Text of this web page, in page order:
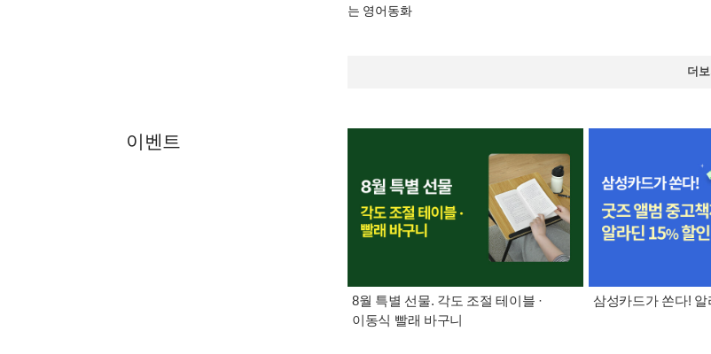
는 영어동화
더보
이벤트
8월 특별 선물. 각도 조절 테이블 ·
이동식 빨래 바구니
삼성카드가 쏜다! 알